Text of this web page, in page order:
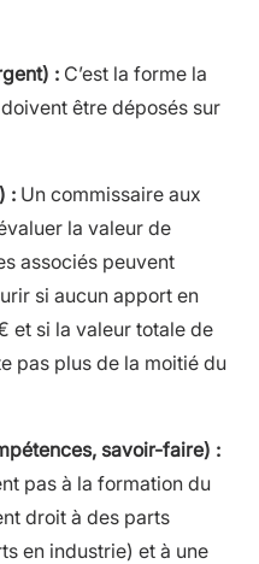
: C’est la forme la
être déposés sur
: Un commissaire aux
la valeur de
associés peuvent
si aucun apport en
et si la valeur totale de
pas plus de la moitié du
savoir-faire) :
pas à la formation du
droit à des parts
en industrie) et à une